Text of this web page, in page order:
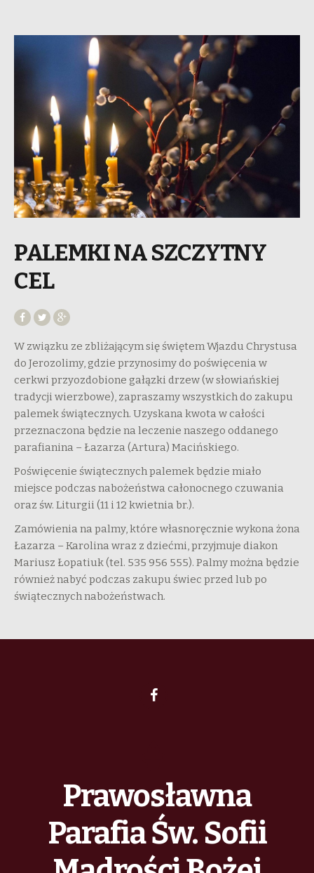
PALEMKI NA SZCZYTNY
CEL
W związku ze zbliżającym się świętem Wjazdu Chrystusa
do Jerozolimy, gdzie przynosimy do poświęcenia w
cerkwi przyozdobione gałązki drzew (w słowiańskiej
tradycji wierzbowe), zapraszamy wszystkich do zakupu
palemek świątecznych. Uzyskana kwota w całości
przeznaczona będzie na leczenie naszego oddanego
parafianina – Łazarza (Artura) Macińskiego.
Poświęcenie świątecznych palemek będzie miało
miejsce podczas nabożeństwa całonocnego czuwania
oraz św. Liturgii (11 i 12 kwietnia br.).
Zamówienia na palmy, które własnoręcznie wykona żona
Łazarza – Karolina wraz z dziećmi, przyjmuje diakon
Mariusz Łopatiuk (tel. 535 956 555). Palmy można będzie
również nabyć podczas zakupu świec przed lub po
świątecznych nabożeństwach.
Prawosławna
Parafia Św. Sofii